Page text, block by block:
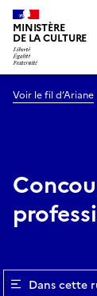
MINISTÈRE
DE LA CULTURE
Voir le fil d’Ariane
Dans cette